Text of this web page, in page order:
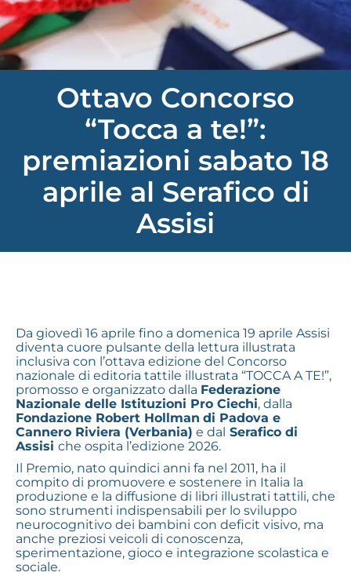
Ottavo Concorso
“Tocca a te!”:
premiazioni sabato 18
aprile al Serafico di
Assisi
Da giovedì 16 aprile fino a domenica 19 aprile Assisi
diventa cuore pulsante della lettura illustrata
inclusiva con l’ottava edizione del Concorso
nazionale di editoria tattile illustrata “TOCCA A TE!”,
promosso e organizzato dalla Federazione
Nazionale delle Istituzioni Pro Ciechi, dalla
Fondazione Robert Hollman di Padova e
Cannero Riviera (Verbania) e dal Serafico di
Assisi che ospita l’edizione 2026.
Il Premio, nato quindici anni fa nel 2011, ha il
compito di promuovere e sostenere in Italia la
produzione e la diffusione di libri illustrati tattili, che
sono strumenti indispensabili per lo sviluppo
neurocognitivo dei bambini con deficit visivo, ma
anche preziosi veicoli di conoscenza,
sperimentazione, gioco e integrazione scolastica e
sociale.